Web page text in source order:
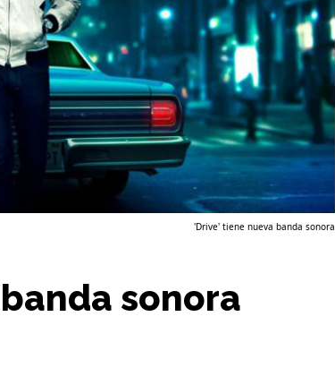
'Drive' tiene nueva banda sonora
sonora